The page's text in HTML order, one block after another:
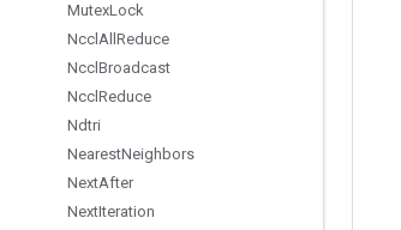
MutexLock
Nccl All Reduce
Nccl Broadcast
Nccl Reduce
Ndtri
NearestNeighbors
NextAfter
NextIteration